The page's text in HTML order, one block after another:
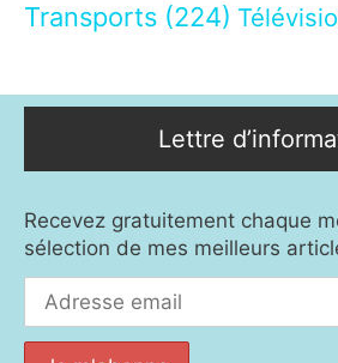
Transports (224)
Lettre
Recevez gratuitement chaque
sélection de mes meilleurs